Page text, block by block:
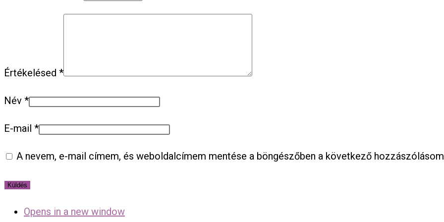
Értékelésed *
Név *
E-mail *
A nevem, e-mail címem, és weboldalcímem mentése a böngészőben a következő
Opens in a new window